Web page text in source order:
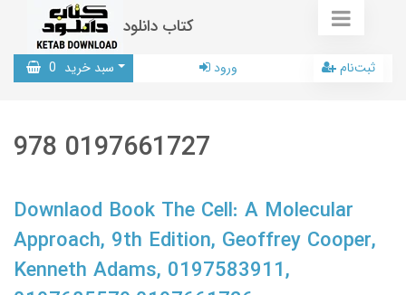
کتاب دانلود
سبد خرید 0 ورود ثبت‌نام
978 0197661727
Downlaod Book The Cell: A Molecular
Approach, 9th Edition, Geoffrey Cooper,
Kenneth Adams, 0197583911,